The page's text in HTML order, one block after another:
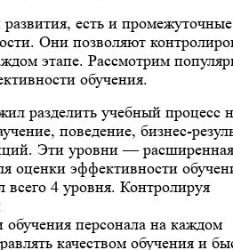
есть и промежуточные
Они позволяют
этапе. Рассмотрим
обучения.
разделить учебный процесс
поведение, бизнес-
Эти уровни — расширенная
оценки эффективности
4 уровня. Контролируя
персонала на каждом
качеством обучения и